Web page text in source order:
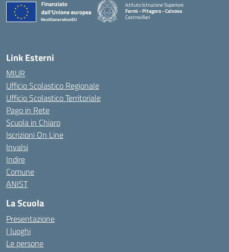
Istituto Istruzione Superiore
Fermi - Pitagora - Calvosa
Castrovillari
Link Esterni
MIUR
Ufficio Scolastico Regionale
Ufficio Scolastico Territoriale
Pago in Rete
Scuola in Chiaro
Iscrizioni On Line
Invalsi
Indire
Comune
ANIST
La Scuola
Presentazione
I luoghi
Le persone